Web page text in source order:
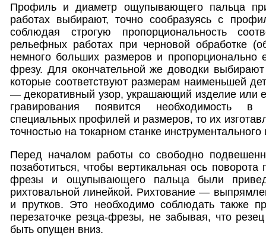
Профиль и диаметр ощупывающего пальца при
работах выбирают, точно сообразуясь с
соблюдая строгую пропорциональность
рельефных работах при черновой обработке
немного больших размеров и пропорционально
фрезу. Для окончательной же доводки
которые соответствуют размерам наименьшей
— декоративный узор, украшающий изделие или
гравирования появится необходимость
специальных профилей и размеров, то их
точностью на токарном станке инструментального
Перед началом работы со свободно
позаботиться, чтобы вертикальная ось поворота
фрезы и ощупывающего пальца были
рихтовальной линейкой. Рихтование —
и прутков. Это необходимо соблюдать также
перезаточке резца-фрезы, не забывая, что
быть опущен вниз.